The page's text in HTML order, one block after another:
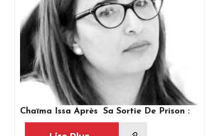
Chaïma Issa Après Sa Sortie De Prison :